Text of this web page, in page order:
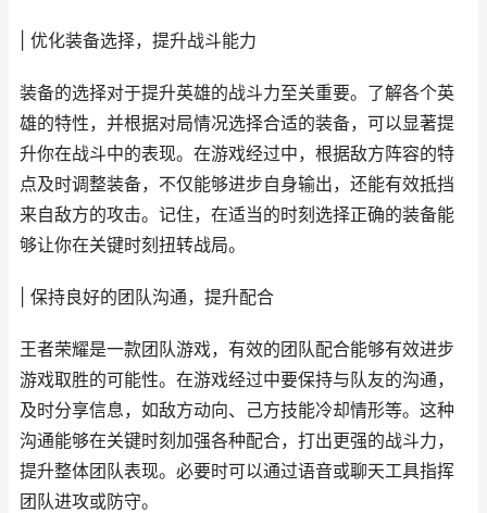
| 优化装备选择，提升战斗能力
装备的选择对于提升英雄的战斗力至关重要。了解各个英
雄的特性，并根据对局情况选择合适的装备，可以显著提
升你在战斗中的表现。在游戏经过中，根据敌方阵容的特
点及时调整装备，不仅能够进步自身输出，还能有效抵挡
来自敌方的攻击。记住，在适当的时刻选择正确的装备能
够让你在关键时刻扭转战局。
| 保持良好的团队沟通，提升配合
王者荣耀是一款团队游戏，有效的团队配合能够有效进步
游戏取胜的可能性。在游戏经过中要保持与队友的沟通，
及时分享信息，如敌方动向、己方技能冷却情形等。这种
沟通能够在关键时刻加强各种配合，打出更强的战斗力，
提升整体团队表现。必要时可以通过语音或聊天工具指挥
团队进攻或防守。